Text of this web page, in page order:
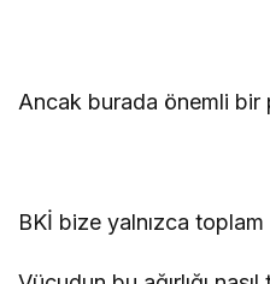
Ancak burada önemli bir
BKİ bize yalnızca toplam